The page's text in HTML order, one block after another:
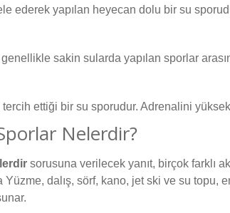
ederek yapılan heyecan dolu bir su
sakin sularda yapılan sporlar
tercih ettiği bir su sporudur. Adrenalini
Nelerdir?
sorusuna verilecek yanıt, birçok farklı
Yüzme, dalış, sörf, kano, jet ski ve su topu,